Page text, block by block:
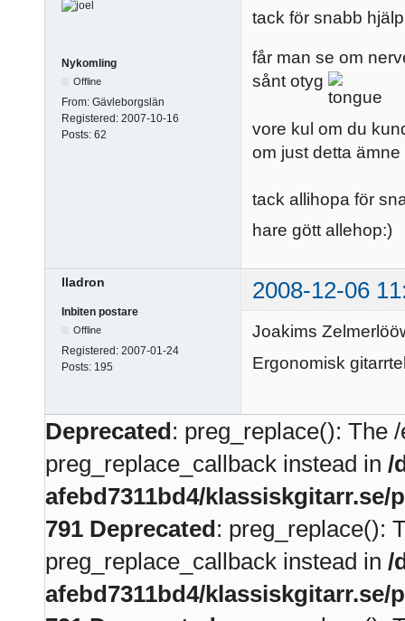
Nykomling
Offline
From: Gävleborgslän
Registered: 2007-10-16
Posts: 62
tack för snabb
får man se om
sånt otyg
vore kul om du
om just detta
tack allihopa för
hare gött allehop:)
lladron 2008-12-06
Inbiten postare
Offline
Registered: 2007-01-24
Posts: 195
Joakims
Ergonomisk
Deprecated: preg_replace(): The
preg_replace_callback instead in /
afebd7311bd4/
791 Deprecated: preg_replace():
preg_replace_callback instead in /
afebd7311bd4/